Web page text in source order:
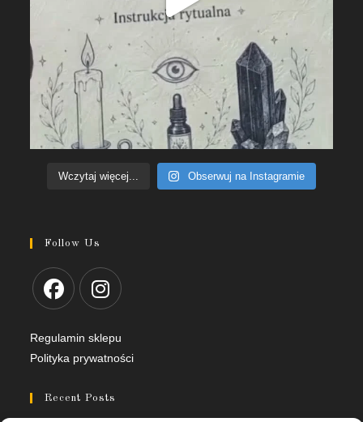
Wczytaj więcej... Obserwuj na Instagramie
Follow Us
Regulamin sklepu
Polityka prywatności
Recent Posts